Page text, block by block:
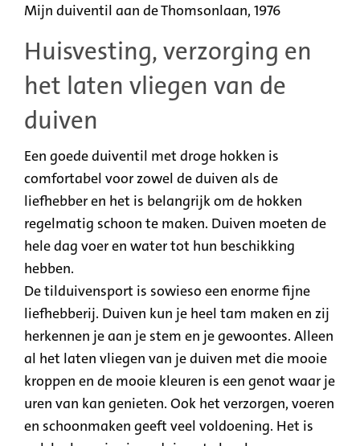
Mijn duiventil aan de Thomsonlaan, 1976
Huisvesting, verzorging en
het laten vliegen van de
duiven
Een goede duiventil met droge hokken is
comfortabel voor zowel de duiven als de
liefhebber en het is belangrijk om de hokken
regelmatig schoon te maken. Duiven moeten de
hele dag voer en water tot hun beschikking
hebben.
De tilduivensport is sowieso een enorme fijne
liefhebberij. Duiven kun je heel tam maken en zij
herkennen je aan je stem en je gewoontes. Alleen
al het laten vliegen van je duiven met die mooie
kroppen en de mooie kleuren is een genot waar je
uren van kan genieten. Ook het verzorgen, voeren
en schoonmaken geeft veel voldoening. Het is